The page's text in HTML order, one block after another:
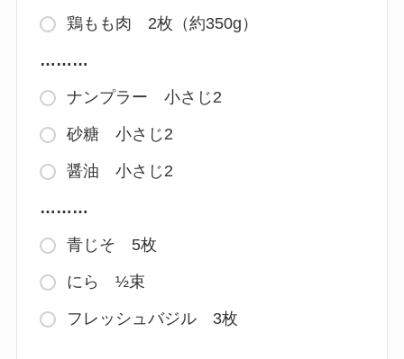
鶏もも肉 2枚（約350g）
………
ナンプラー 小さじ2
砂糖 小さじ2
醤油 小さじ2
………
青じそ 5枚
にら ½束
フレッシュバジル 3枚